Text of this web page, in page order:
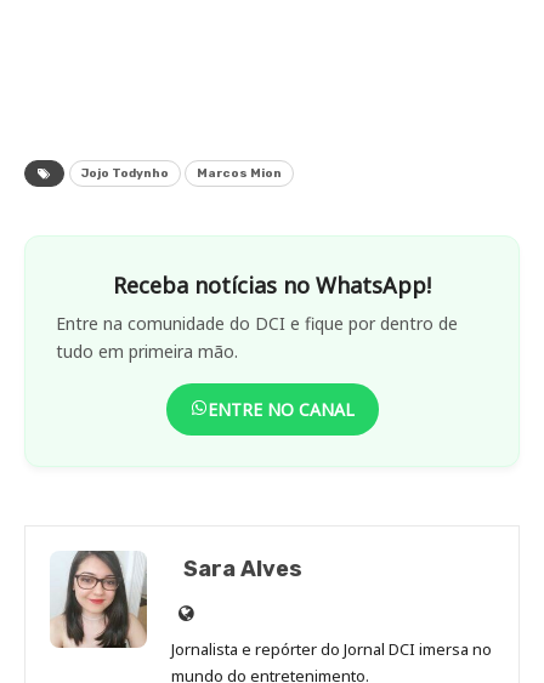
Jojo Todynho Marcos Mion
Receba notícias no WhatsApp!
Entre na comunidade do DCI e fique por dentro de
tudo em primeira mão.
ENTRE NO CANAL
Sara Alves
Site
de
Sara
Jornalista e repórter do Jornal DCI imersa no
mundo do entretenimento.